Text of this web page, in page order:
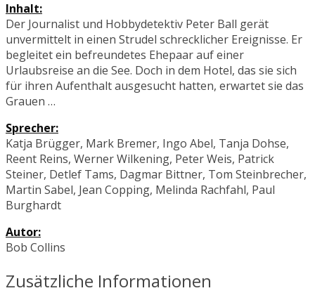
Inhalt:
Der Journalist und Hobbydetektiv Peter Ball gerät
unvermittelt in einen Strudel schrecklicher Ereignisse. Er
begleitet ein befreundetes Ehepaar auf einer
Urlaubsreise an die See. Doch in dem Hotel, das sie sich
für ihren Aufenthalt ausgesucht hatten, erwartet sie das
Grauen …
Sprecher:
Katja Brügger, Mark Bremer, Ingo Abel, Tanja Dohse,
Reent Reins, Werner Wilkening, Peter Weis, Patrick
Steiner, Detlef Tams, Dagmar Bittner, Tom Steinbrecher,
Martin Sabel, Jean Copping, Melinda Rachfahl, Paul
Burghardt
Autor:
Bob Collins
Zusätzliche Informationen